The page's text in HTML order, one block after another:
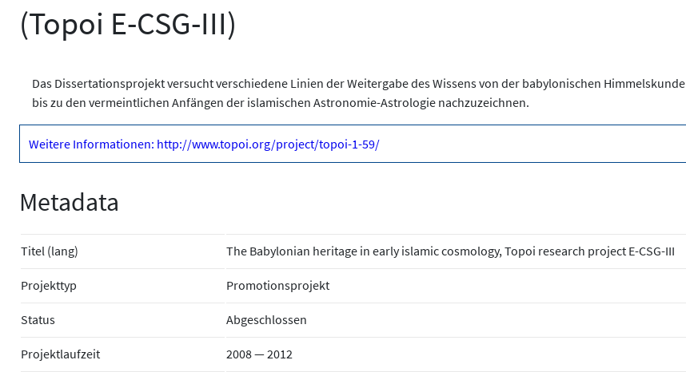
(Topoi E-CSG-III)
Das Dissertationsprojekt versucht verschiedene Linien der Weitergabe des Wissens von der babylonischen Himmelskunde
bis zu den vermeintlichen Anfängen der islamischen Astronomie-Astrologie nachzuzeichnen.
Weitere Informationen: http://www.topoi.org/project/topoi-1-59/
Metadata
Titel (lang) The Babylonian heritage in early islamic cosmology, Topoi research project E-CSG-III
Projekttyp Promotionsprojekt
Status Abgeschlossen
Projektlaufzeit 2008 — 2012